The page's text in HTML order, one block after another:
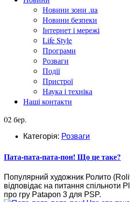
Новини зони .ua
Новини безпеки
Інтернет і мережі
Life Style
Програми
Розваги
Події
Пристрої
Наука і техніка
Наші контакти
02 бер.
Категорія: Розваги
Пата-пата-пата-пон! Що це таке?
Популярний художник Ролито
відповідає на питання спільноти
про гру Patapon 3 для PSP.